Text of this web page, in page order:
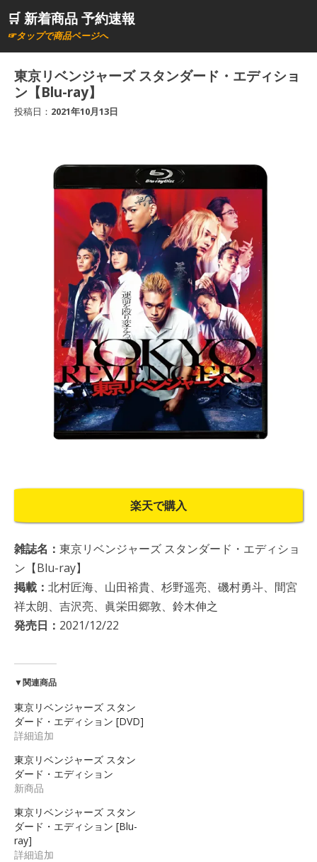
ン🛒 新着商品 予約速報
☞タップで商品ページへ
東京リベンジャーズ スタンダード・エディショ
ン【Blu-ray】
投稿日： 2021年10月13日
楽天で購入
雑誌名： 東京リベンジャーズ スタンダード・エディショ
ン【Blu-ray】
掲載： 北村匠海、山田裕貴、杉野遥亮、磯村勇斗、間宮
祥太朗、吉沢亮、眞栄田郷敦、鈴木伸之
発売日： 2021/12/22
▼関連商品
東京リベンジャーズ スタン
ダード・エディション [DVD]
詳細追加
東京リベンジャーズ スタン
ダード・エディション
新商品
東京リベンジャーズ スタン
ダード・エディション [Blu-
ray]
詳細追加